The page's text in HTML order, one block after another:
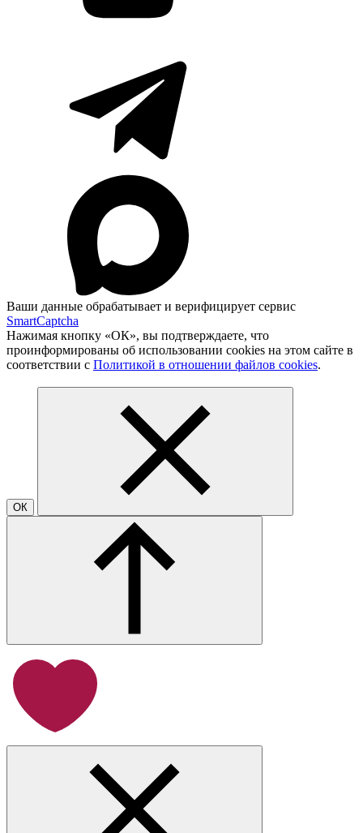
Ваши данные обрабатывает и верифицирует сервис
SmartCaptcha
Нажимая кнопку «ОК», вы подтверждаете, что
проинформированы об использовании cookies на этом сайте в
соответствии с Политикой в отношении файлов cookies.
ОК